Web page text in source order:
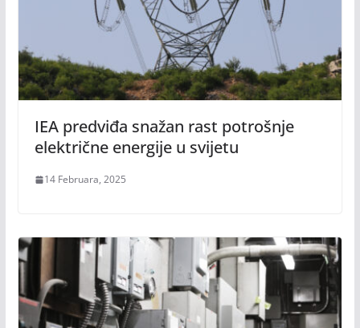
IEA predviđa snažan rast potrošnje
električne energije u svijetu
14 Februara, 2025